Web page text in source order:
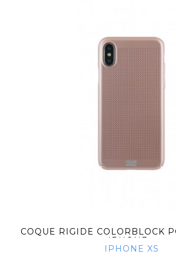
COQUE RIGIDE COLORBLOCK
IPHONE...
IPHONE XS